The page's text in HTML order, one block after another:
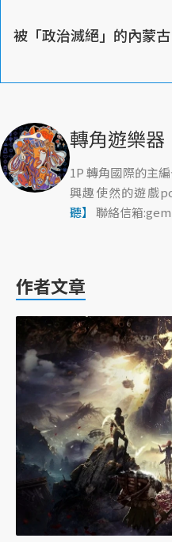
被「政治滅絕」的內蒙
轉角遊樂器
1P 轉角國際的主
興趣使然的遊戲
聽】
聯絡信箱
作者文章